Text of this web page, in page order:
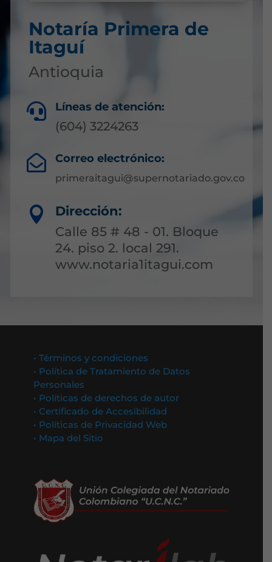
Notaría Primera de
Itaguí
Antioquia
 Líneas de atención:
(604) 3224263
 Correo electrónico:
primeraitagui@supernotariado.gov.co

Dirección:
Calle 85 # 48 - 01. Bloque
24. piso 2. local 291.
www.notaria1itagui.com
• Términos y condiciones
• Política de Tratamiento de Datos
Personales
• Políticas de derechos de autor
• Certificado de Accesibilidad
• Políticas de Privacidad Web
• Mapa del Sitio